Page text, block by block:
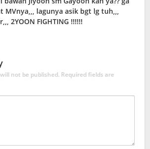
MVnya,,, lagunya asik bgt lg tuh,,,
2YOON FIGHTING !!!!!!
not be published. Required fields are